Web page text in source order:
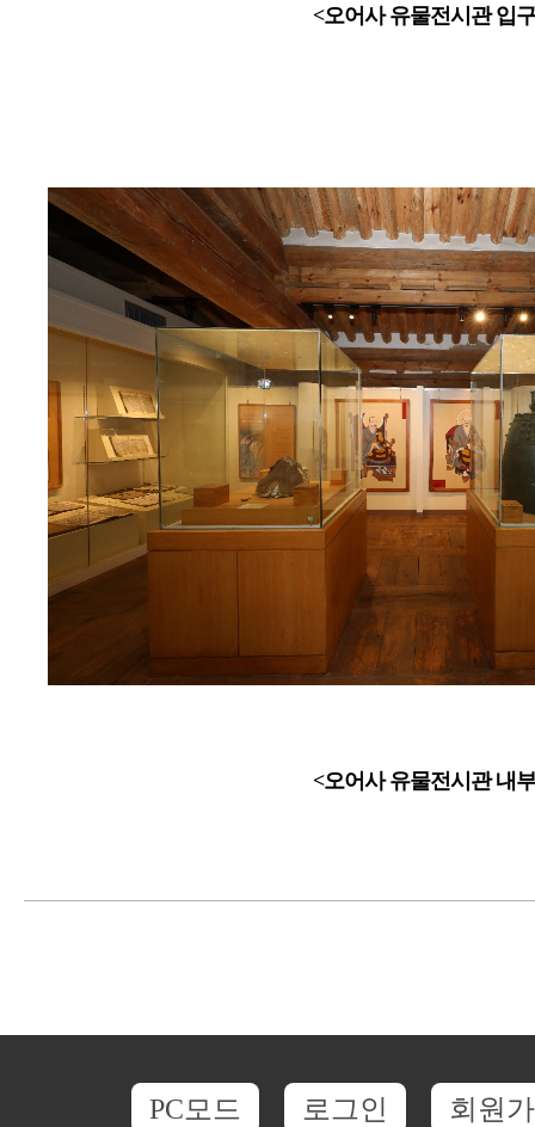
<오어사 유물전시관 입
<오어사 유물전시관 내
PC모드 로그인 회원